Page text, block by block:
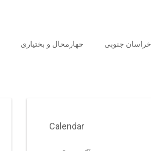
چهارمحال و بختیاری خراسان جنوبی
Calendar